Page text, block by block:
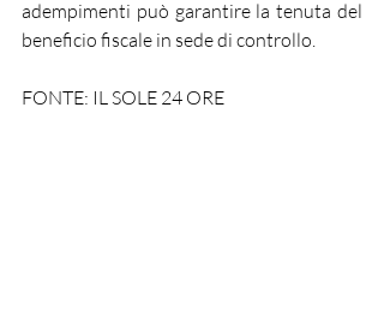
adempimenti può garantire la tenuta del
beneficio fiscale in sede di controllo.
FONTE: IL SOLE 24 ORE